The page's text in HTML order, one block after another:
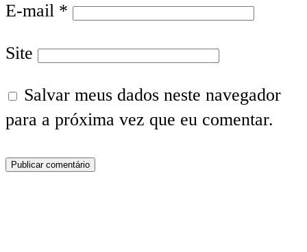
E-mail *
Site
Salvar meus dados neste navegador
para a próxima vez que eu comentar.